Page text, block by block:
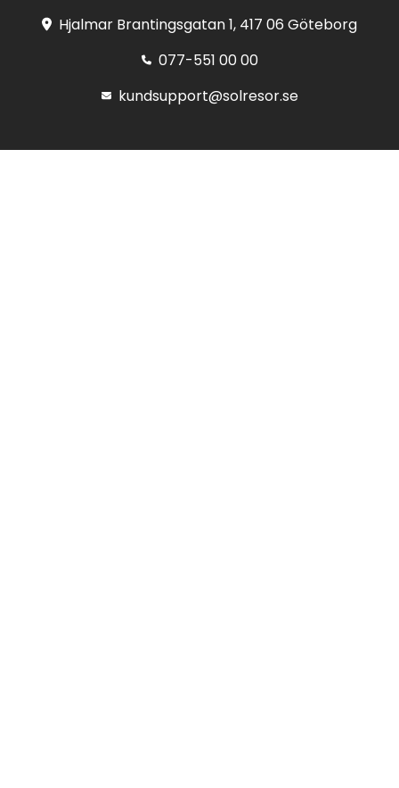
Hjalmar Brantingsgatan 1, 417 06 Göteborg
077-551 00 00
kundsupport@solresor.se